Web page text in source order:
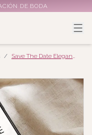
DE BODA
/ Save The Date Elegante